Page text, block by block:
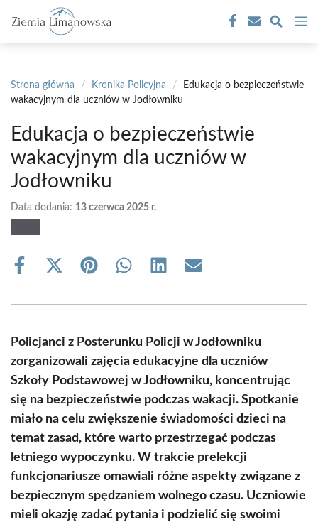
treści
Strona główna / Kronika Policyjna /
Edukacja o bezpieczeństwie
wakacyjnym dla uczniów w Jodłowniku
Edukacja o bezpieczeństwie
wakacyjnym dla uczniów w
Jodłowniku
Data dodania: 13 czerwca 2025 r.
Share
Share
(Twitter)
Share Share Share Share
Policjanci z Posterunku Policji w Jodłowniku
zorganizowali zajęcia edukacyjne dla uczniów
Szkoły Podstawowej w Jodłowniku, koncentrując
się na bezpieczeństwie podczas wakacji. Spotkanie
miało na celu zwiększenie świadomości dzieci na
temat zasad, które warto przestrzegać podczas
letniego wypoczynku. W trakcie prelekcji
funkcjonariusze omawiali różne aspekty związane z
bezpiecznym spędzaniem wolnego czasu. Uczniowie
mieli okazję zadać pytania i podzielić się swoimi